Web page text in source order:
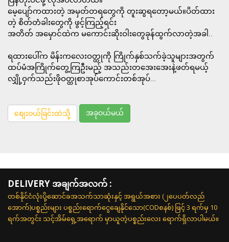
မေ့ပျော်ကထားတဲ့ အမှတ်တရတွေကို တူးဆွရတော့မယ်။ပိတ်ထား
တဲ့ စိတ်တံခါးတွေကို ဖွင့်ကြည့်ရင်း
အတိတ် အမှောင်ထဲက မကောင်းဆိုးဝါးတွေခုန်ထွက်လာတဲ့အခါ..
ရထားပေါ်က မိန်းကလေးဝတ္ထုကို ကြိုက်နှစ်သက်ခဲ့သူများအတွက်
ထပ်မံအကြိုက်တွေ့ကြဦးမည့် အသည်းတအေးအေးနဲ့ဖတ်ရမယ့်
လျှို့ဝှက်သည်းဖိုဝတ္ထုစာအုပ်ကောင်းတစ်အုပ်…
စျေးဝယ်ခြင်းထဲသို့ အခုဝယ်မယ်
DELIVERY အချက်အလက် :
တစ်နိုင်ငံလုံးပို့ဆောင်ခအသက်သာဆုံးနှင့် အရွယ်အစား (၂ပေပတ်လည်
အောက်)ပစ္စည်းများ ပစ္စည်းရောက်ငွေချေနိုင်သော(CODစနစ်) ဖြင့် 3 ရက်မှ 10
ရက်အတွင်း သင့်အိမ်ရှေ့အရောက် မှာယူတဲ့ပစ္စည်းလေး ရောက်ရှိလာပါမယ်။